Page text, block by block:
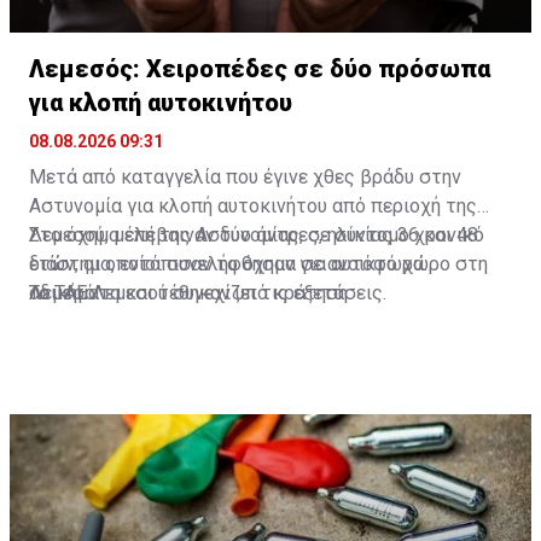
Λεμεσός: Χειροπέδες σε δύο πρόσωπα
για κλοπή αυτοκινήτου
08.08.2026 09:31
Μετά από καταγγελία που έγινε χθες βράδυ στην
Αστυνομία για κλοπή αυτοκινήτου από περιοχή της
Λεμεσού, μέλη της Αστυνομίας, σε σύντομο χρονικό
διάστημα, εντόπισαν το όχημα σε ανοικτό χώρο στη
Λεμεσό.
Στο όχημα επέβαιναν δύο άντρες, ηλικίας 36 και 48
ετών, οι οποίοι συνελήφθησαν για αυτόφωρα
αδικήματα και τέθηκαν υπό κράτηση.
Το ΤΑΕ Λεμεσού συνεχίζει τις εξετάσεις.